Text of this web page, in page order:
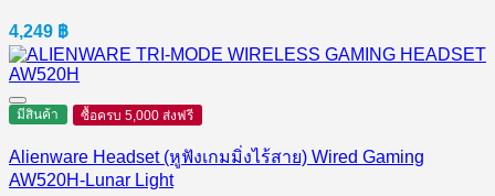
4,249 ฿
มีสินค้า ซื้อครบ 5,000 ส่งฟรี
Alienware Headset (หูฟังเกมมิ่งไร้สาย) Wired Gaming
AW520H-Lunar Light